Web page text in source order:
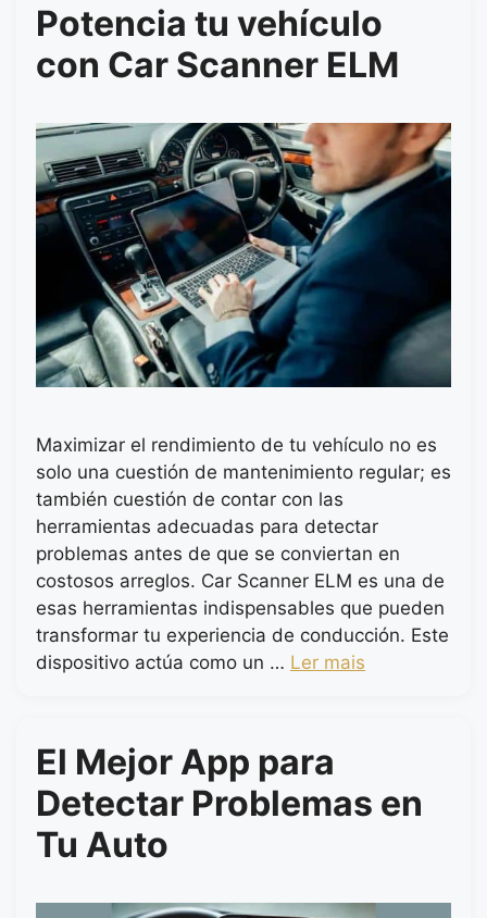
Potencia tu vehículo
con Car Scanner ELM
Maximizar el rendimiento de tu vehículo no es
solo una cuestión de mantenimiento regular; es
también cuestión de contar con las
herramientas adecuadas para detectar
problemas antes de que se conviertan en
costosos arreglos. Car Scanner ELM es una de
esas herramientas indispensables que pueden
transformar tu experiencia de conducción. Este
dispositivo actúa como un … Ler mais
El Mejor App para
Detectar Problemas en
Tu Auto